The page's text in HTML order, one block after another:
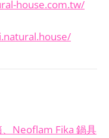
house.com.tw/
Neoflam Fika 鍋具